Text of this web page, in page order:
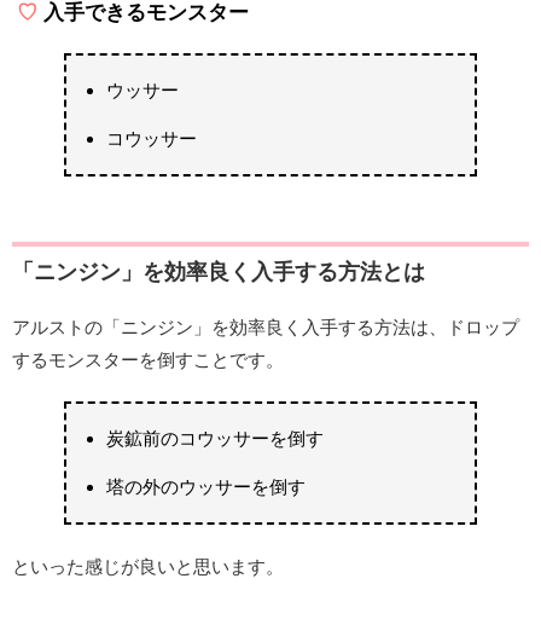
入手できるモンスター
ウッサー
コウッサー
「ニンジン」を効率良く入手する方法とは
アルストの「ニンジン」を効率良く入手する方法は、ドロップ
するモンスターを倒すことです。
炭鉱前のコウッサーを倒す
塔の外のウッサーを倒す
といった感じが良いと思います。